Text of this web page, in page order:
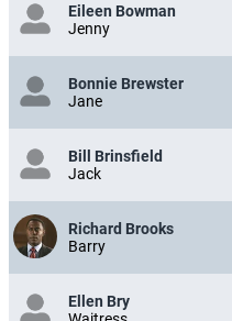
Eileen Bowman
Jenny
Bonnie Brewster
Jane
Bill Brinsfield
Jack
Richard Brooks
Barry
Ellen Bry